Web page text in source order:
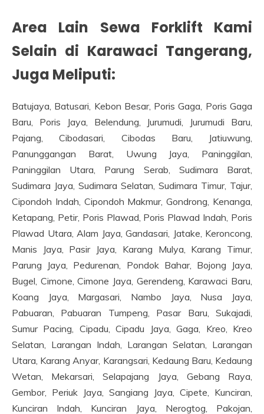
Area Lain Sewa Forklift Kami
Selain di Karawaci Tangerang,
Juga Meliputi:
Batujaya, Batusari, Kebon Besar, Poris Gaga, Poris Gaga
Baru, Poris Jaya, Belendung, Jurumudi, Jurumudi Baru,
Pajang, Cibodasari, Cibodas Baru, Jatiuwung,
Panunggangan Barat, Uwung Jaya, Paninggilan,
Paninggilan Utara, Parung Serab, Sudimara Barat,
Sudimara Jaya, Sudimara Selatan, Sudimara Timur, Tajur,
Cipondoh Indah, Cipondoh Makmur, Gondrong, Kenanga,
Ketapang, Petir, Poris Plawad, Poris Plawad Indah, Poris
Plawad Utara, Alam Jaya, Gandasari, Jatake, Keroncong,
Manis Jaya, Pasir Jaya, Karang Mulya, Karang Timur,
Parung Jaya, Pedurenan, Pondok Bahar, Bojong Jaya,
Bugel, Cimone, Cimone Jaya, Gerendeng, Karawaci Baru,
Koang Jaya, Margasari, Nambo Jaya, Nusa Jaya,
Pabuaran, Pabuaran Tumpeng, Pasar Baru, Sukajadi,
Sumur Pacing, Cipadu, Cipadu Jaya, Gaga, Kreo, Kreo
Selatan, Larangan Indah, Larangan Selatan, Larangan
Utara, Karang Anyar, Karangsari, Kedaung Baru, Kedaung
Wetan, Mekarsari, Selapajang Jaya, Gebang Raya,
Gembor, Periuk Jaya, Sangiang Jaya, Cipete, Kunciran,
Kunciran Indah, Kunciran Jaya, Nerogtog, Pakojan,